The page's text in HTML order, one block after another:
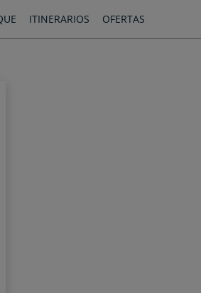
ITINERARIOS OFERTAS